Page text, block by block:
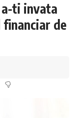
ti invata
de